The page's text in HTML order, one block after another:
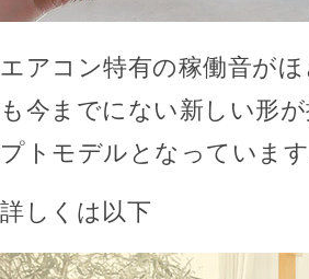
エアコン特有の稼働音が
も今までにない新しい形
プトモデルとなっています
詳しくは以下